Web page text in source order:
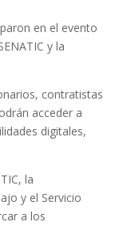
en el evento
y la
contratistas
acceder a
digitales,
la
y el Servicio
a los